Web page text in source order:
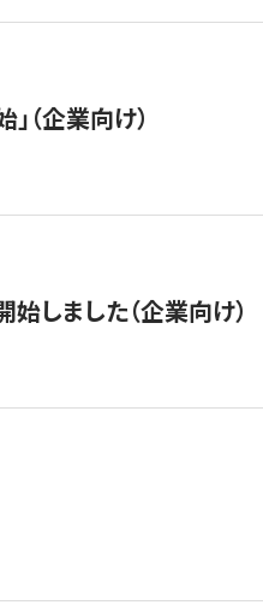
（企業向け）
しました（企業向け）